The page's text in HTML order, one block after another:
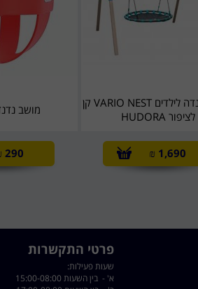
מתקן נדנדה לילדים VARIO NEST קן
לציפור HUDORA
1,690
₪
מושב
290
פרטי התקשרות
שעות פעילות:
א' - בין השעות 15:00-08:00